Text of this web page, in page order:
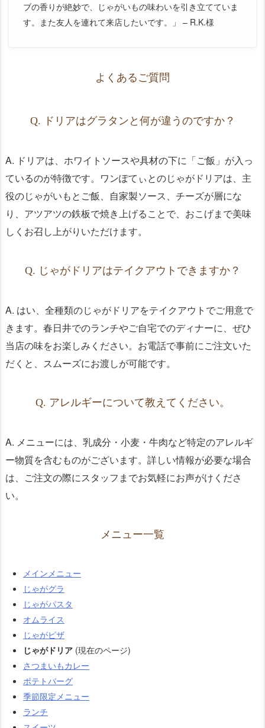
ブの香りが絶妙で、じゃがいもの味わいを引き立てていま
す。また友人を連れて来店したいです。」 – R.K.様
よくあるご質問
Q. ドリアはグラタンと何が違うのですか？
A. ドリアは、ホワイトソースや具材の下に「ご飯」が入っ
ているのが特徴です。ワンぽてぃとのじゃがドリアは、主
役のじゃがいもとご飯、自家製ソース、チーズが層にな
り、アツアツの鉄板で焼き上げることで、おこげまで美味
しくお召し上がりいただけます。
Q. じゃがドリアはテイクアウトできますか？
A. はい、全種類のじゃがドリアをテイクアウトでご用意で
きます。春日井でのランチやご自宅でのディナーに、ぜひ
当店の味をお楽しみください。お電話で事前にご注文いた
だくと、スムーズにお渡しが可能です。
Q. アレルギーについて教えてください。
A. メニューには、乳成分・小麦・牛肉など特定のアレルギ
ー物質を含むものがございます。詳しい情報が必要な場合
は、ご注文の際にスタッフまでお気軽にお声がけくださ
い。
メニュー一覧
メインメニュー
じゃがグラ
じゃがパスタ
オムライス
じゃがピザ
じゃがドリア (現在のページ)
さつまいもカレー
ポテトバーグ
季節限定メニュー
ランチ